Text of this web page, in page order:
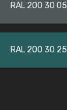
RAL 200 30 05
RAL 200 30 25